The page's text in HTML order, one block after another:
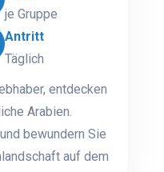
je Gruppe
Antritt
Täglich
entdecken
Arabien.
bewundern Sie
auf dem